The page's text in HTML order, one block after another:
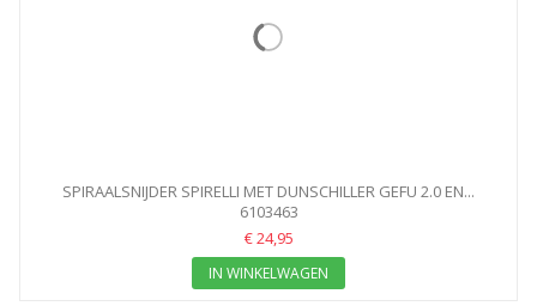
SPIRAALSNIJDER SPIRELLI MET DUNSCHILLER GEFU 2.0 EN...
6103463
€ 24,95
IN WINKELWAGEN